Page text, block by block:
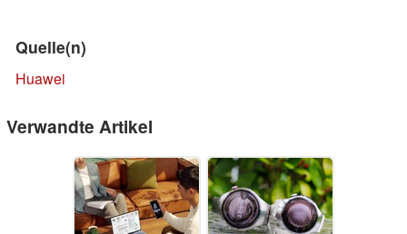
Quelle(n)
Huawei
Verwandte Artikel